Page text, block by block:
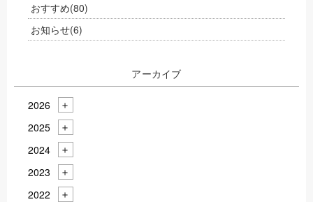
おすすめ(80)
お知らせ(6)
アーカイブ
2026
2025
2024
2023
2022